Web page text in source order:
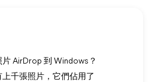
AirDrop 到 Windows？
千張照片，它們佔用了